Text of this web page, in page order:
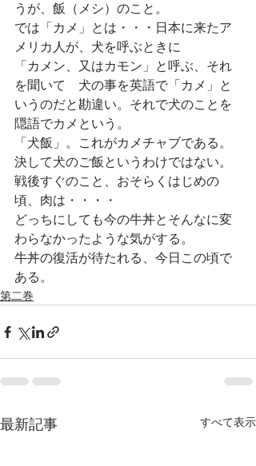
うが、飯（メシ）のこと。
では「カメ」とは・・・日本に来たア
メリカ人が、犬を呼ぶときに
「カメン、又はカモン」と呼ぶ、それ
を聞いて　犬の事を英語で「カメ」と
いうのだと勘違い。それで犬のことを
隠語でカメという。
「犬飯」。これがカメチャブである。
決して犬のご飯というわけではない。
戦後すぐのこと、おそらくはじめの
頃、肉は・・・・
どっちにしても今の牛丼とそんなに変
わらなかったような気がする。
牛丼の復活が待たれる、今日この頃で
ある。
第二巻
最新記事 すべて表示